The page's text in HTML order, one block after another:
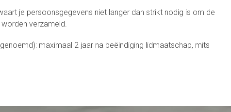
je persoonsgegevens niet langer dan strikt nodig is om de
verzameld.
maximaal 2 jaar na beëindiging lidmaatschap, mits